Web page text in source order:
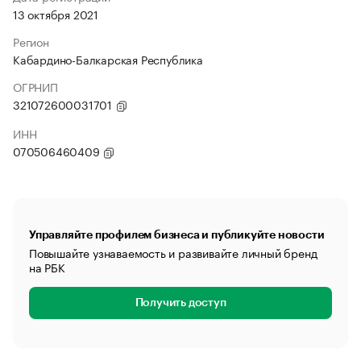
13 октября 2021
Регион
Кабардино-Балкарская Республика
ОГРНИП
321072600031701
ИНН
070506460409
Управляйте профилем бизнеса и публикуйте новости
Повышайте узнаваемость и развивайте личный бренд
на РБК
Получить доступ